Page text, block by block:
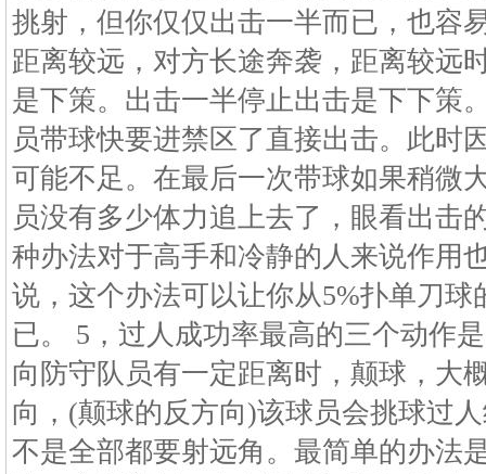
挑射，但你仅仅出击一半而已，也容
距离较远，对方长途奔袭，距离较远
是下策。出击一半停止出击是下下策
员带球快要进禁区了直接出击。此时
可能不足。在最后一次带球如果稍微
员没有多少体力追上去了，眼看出击
种办法对于高手和冷静的人来说作用
说，这个办法可以让你从5%扑单刀球
已。 5，过人成功率最高的三个动作
向防守队员有一定距离时，颠球，大
向，(颠球的反方向)该球员会挑球过
不是全部都要射远角。最简单的办法